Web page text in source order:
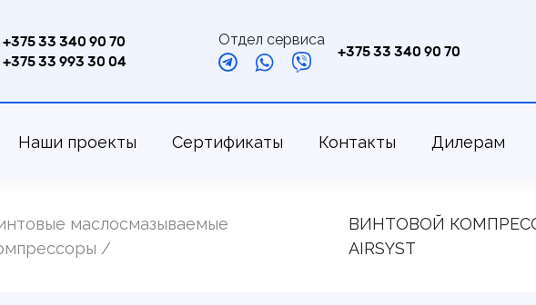
+375 33 340 90 70
+375 33 993 30 04
Отдел сервиса
+375 33 340 90 70
Наши проекты Сертификаты Контакты Дилерам
маслосмазываемые
ВИНТОВОЙ
AIRSYST